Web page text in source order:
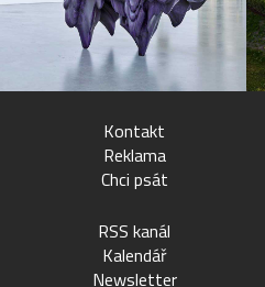
Kontakt
Reklama
Chci psát
RSS kanál
Kalendář
Newsletter